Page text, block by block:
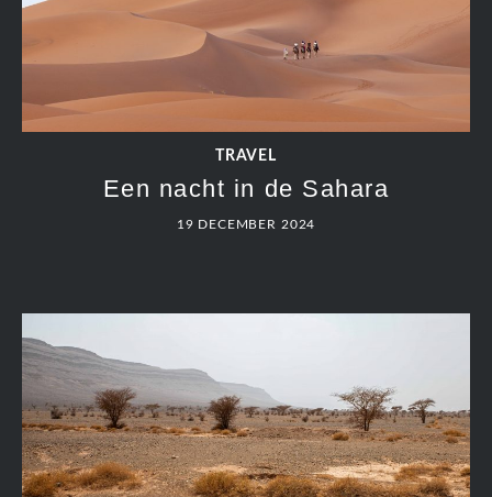
TRAVEL
Een nacht in de Sahara
19 DECEMBER 2024